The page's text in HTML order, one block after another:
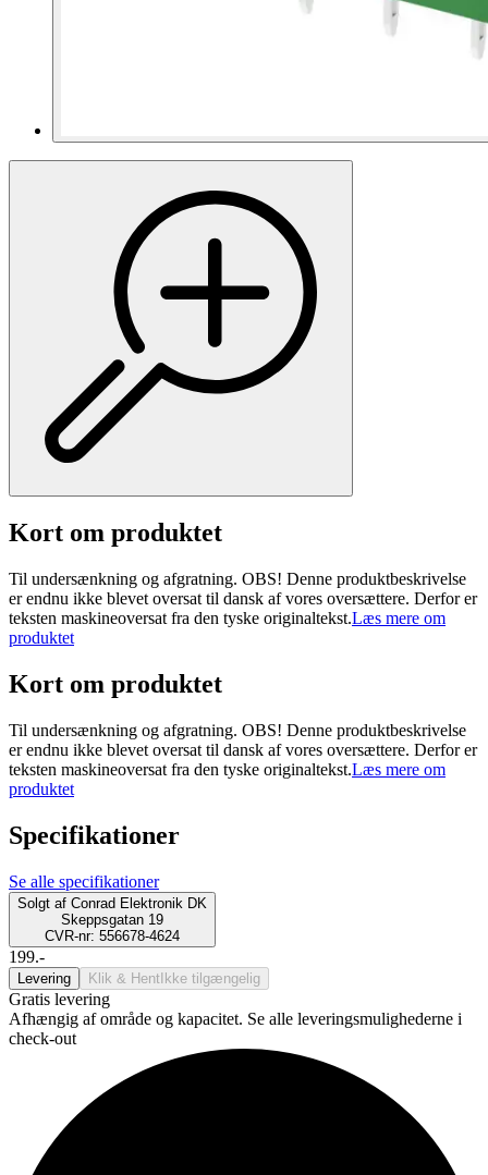
Kort om produktet
Til undersænkning og afgratning. OBS! Denne produktbeskrivelse
er endnu ikke blevet oversat til dansk af vores oversættere. Derfor er
teksten maskineoversat fra den tyske originaltekst.Læs mere om
produktet
Kort om produktet
Til undersænkning og afgratning. OBS! Denne produktbeskrivelse
er endnu ikke blevet oversat til dansk af vores oversættere. Derfor er
teksten maskineoversat fra den tyske originaltekst.Læs mere om
produktet
Specifikationer
Se alle specifikationer
Solgt af Conrad Elektronik DK
Skeppsgatan 19
CVR-nr: 556678-4624
199.-
Levering Klik & Hent Ikke tilgængelig
Gratis levering
Afhængig af område og kapacitet. Se alle leveringsmulighederne i
check-out